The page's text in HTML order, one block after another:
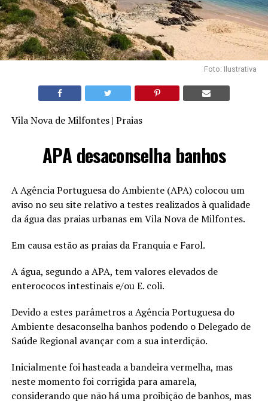
Foto: Ilustrativa
Vila Nova de Milfontes | Praias
APA desaconselha banhos
A Agência Portuguesa do Ambiente (APA) colocou um
aviso no seu site relativo a testes realizados à qualidade
da água das praias urbanas em Vila Nova de Milfontes.
Em causa estão as praias da Franquia e Farol.
A água, segundo a APA, tem valores elevados de
enterococos intestinais e/ou E. coli.
Devido a estes parâmetros a Agência Portuguesa do
Ambiente desaconselha banhos podendo o Delegado de
Saúde Regional avançar com a sua interdição.
Inicialmente foi hasteada a bandeira vermelha, mas
neste momento foi corrigida para amarela,
considerando que não há uma proibição de banhos, mas